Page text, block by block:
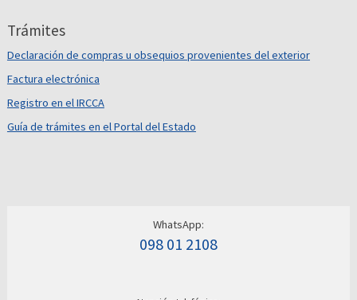
Trámites
Declaración de compras u obsequios provenientes del exterior
Factura electrónica
Registro en el IRCCA
Guía de trámites en el Portal del Estado
WhatsApp:
098 01 2108